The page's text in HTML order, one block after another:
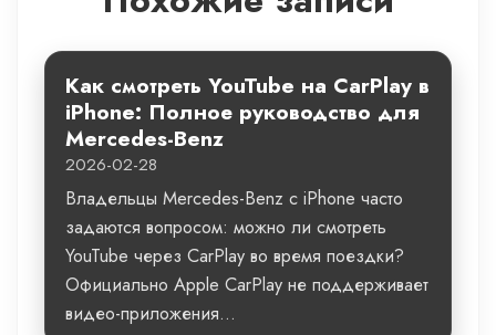
Как смотреть YouTube на CarPlay в
iPhone: Полное руководство для
Mercedes-Benz
2026-02-28
Владельцы Mercedes-Benz с iPhone часто
задаются вопросом: можно ли смотреть
YouTube через CarPlay во время поездки?
Официально Apple CarPlay не поддерживает
видео-приложения...